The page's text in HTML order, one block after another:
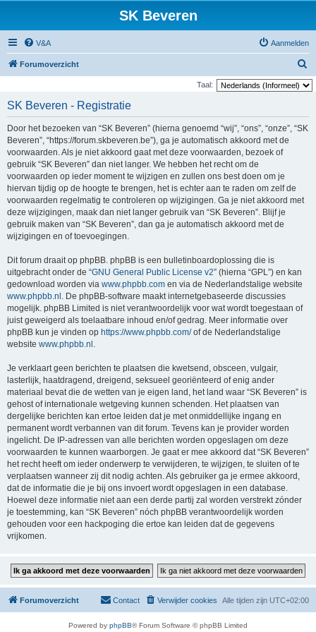
SK Beveren
V&A Aanmelden
Forumoverzicht
o
Taal:
SK Beveren - Registratie
Door het bezoeken van “SK Beveren” (hierna genoemd “wij”, “ons”, “onze”, “SK
Beveren”, “https://forum.skbeveren.be”), ga je automatisch akkoord met de
voorwaarden. Als je niet akkoord gaat met deze voorwaarden, bezoek of
gebruik “SK Beveren” dan niet langer. We hebben het recht om de
voorwaarden op ieder moment te wijzigen en zullen ons best doen om je
hiervan tijdig op de hoogte te brengen, het is echter aan te raden om zelf de
voorwaarden regelmatig te controleren op wijzigingen. Ga je niet akkoord met
deze wijzigingen, maak dan niet langer gebruik van “SK Beveren”. Blijf je
gebruik maken van “SK Beveren”, dan ga je automatisch akkoord met de
wijzigingen en of toevoegingen.
Dit forum draait op phpBB. phpBB is een bulletinboardoplossing die is
uitgebracht onder de “GNU General Public License v2” (hierna “GPL”) en kan
gedownload worden via www.phpbb.com en via de Nederlandstalige website
www.phpbb.nl . De phpBB-software maakt internetgebaseerde discussies
mogelijk. phpBB Limited is niet verantwoordelijk voor wat wordt toegestaan of
juist geweigerd als toelaatbare inhoud en/of gedrag. Meer informatie over
phpBB kun je vinden op https://www.phpbb.com/of de Nederlandstalige
website www.phpbb.nl .
Je verklaart geen berichten te plaatsen die kwetsend, obsceen, vulgair,
lasterlijk, haatdragend, dreigend, seksueel georiënteerd of enig ander
materiaal bevat die de wetten van je eigen land, het land waar “SK Beveren” is
gehost of internationale wetgeving kunnen schenden. Het plaatsen van
dergelijke berichten kan ertoe leiden dat je met onmiddellijke ingang en
permanent wordt verbannen van dit forum. Tevens kan je provider worden
ingelicht. De IP-adressen van alle berichten worden opgeslagen om deze
voorwaarden te kunnen waarborgen. Je gaat er mee akkoord dat “SK Beveren”
het recht heeft om ieder onderwerp te verwijderen, te wijzigen, te sluiten of te
verplaatsen wanneer zij dit nodig achten. Als gebruiker ga je ermee akkoord,
dat de informatie die je bij ons invoert wordt opgeslagen in een database.
Hoewel deze informatie niet aan een derde partij zal worden verstrekt zónder
je toestemming, kan “SK Beveren” nóch phpBB verantwoordelijk worden
gehouden voor een hackpoging die ertoe kan leiden dat de gegevens
vrijkomen.
Forumoverzicht Alle tijden zijn UTC+02:00
Verwijder cookies
Contact
Powered by phpBB® Forum Software © phpBB Limited